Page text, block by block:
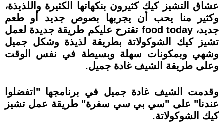
عشاق التشيز كيك كثيرون بنكهاتها الكثيرة واللذيذة،
وكثير منا يحب أن يجربها بصوص جديد أو طعم
جديد،food today تقترح عليكم طريقة جديدة لعمل
تشيز كيك الشوكولاتة بطريقة لذيذة وشكل جميل
وشهي وبمكونات سهلة وبسيطة في نفس الوقت
وعلى طريقة الشيف غادة جميل.
وقدمت الشيف غادة جميل في برنامجها "اتفضلوا
عندنا" على "سي بي سي سفرة" طريقة عمل تشيز
كيك الشوكولاتة.